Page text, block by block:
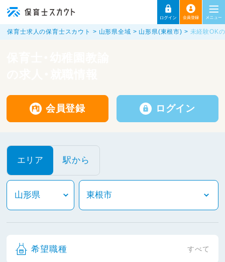
保育士求人の保育士スカウト 山形県全域 山形県(東根市) 未経験OK
会員登録 ログイン
エリア 駅から
希望職種 すべて